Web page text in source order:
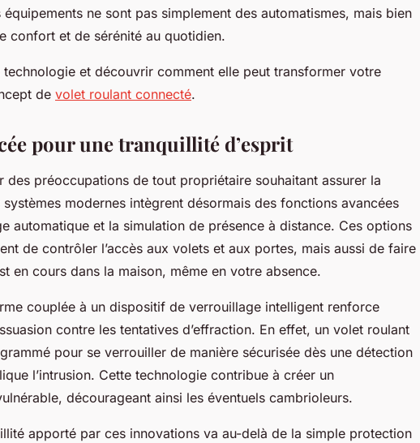
ne sont pas simplement des automatismes, mais bien
confort et de sérénité au quotidien.
et découvrir comment elle peut transformer votre
de volet roulant connecté.
pour une tranquillité d’esprit
préoccupations de tout propriétaire souhaitant assurer la
modernes intègrent désormais des fonctions avancées
automatique et la simulation de présence à distance. Ces options
de contrôler l’accès aux volets et aux portes, mais aussi de faire
en cours dans la maison, même en votre absence.
couplée à un dispositif de verrouillage intelligent renforce
contre les tentatives d’effraction. En effet, un volet roulant
pour se verrouiller de manière sécurisée dès une détection
l’intrusion. Cette technologie contribue à créer un
décourageant ainsi les éventuels cambrioleurs.
apporté par ces innovations va au-delà de la simple protection